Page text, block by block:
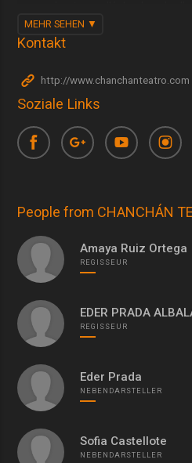
hacia su elección de vida,
personita del público para conseguir
necesidades de éste de recibir y las
MEHR SEHEN
Kontakt
http://www.chanchanteatro.com
Soziale Links
People from CHANCHÁN
Amaya Ruiz Ortega
REGISSEUR
EDER PRADA
REGISSEUR
Eder Prada
NEBENDARSTELLER
Sofia Castellote
NEBENDARSTELLER